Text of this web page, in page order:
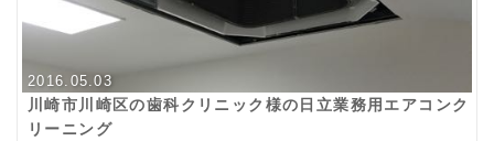
2016.05.03
川崎市川崎区の歯科クリニック様の日立業務用エアコンク
リーニング